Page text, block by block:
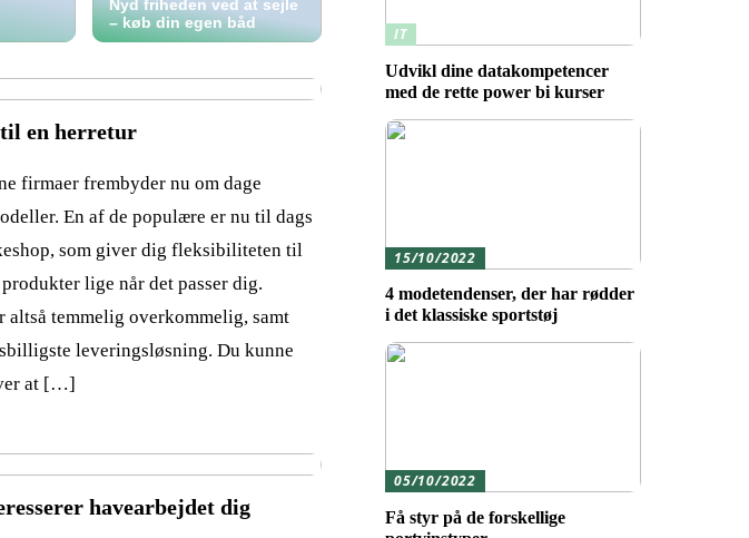
Nyd friheden ved at sejle
– køb din egen båd
til en herretur
firmaer frembyder nu om dage
En af de populære er nu til dags
som giver dig fleksibiliteten til
lige når det passer dig.
altså temmelig overkommelig, samt
leveringsløsning. Du kunne
at […]
havearbejdet dig
IT
Udvikl dine datakompetencer
med de rette power bi kurser
15/10/2022
4 modetendenser, der har rødder
i det klassiske sportstøj
05/10/2022
Få styr på de forskellige